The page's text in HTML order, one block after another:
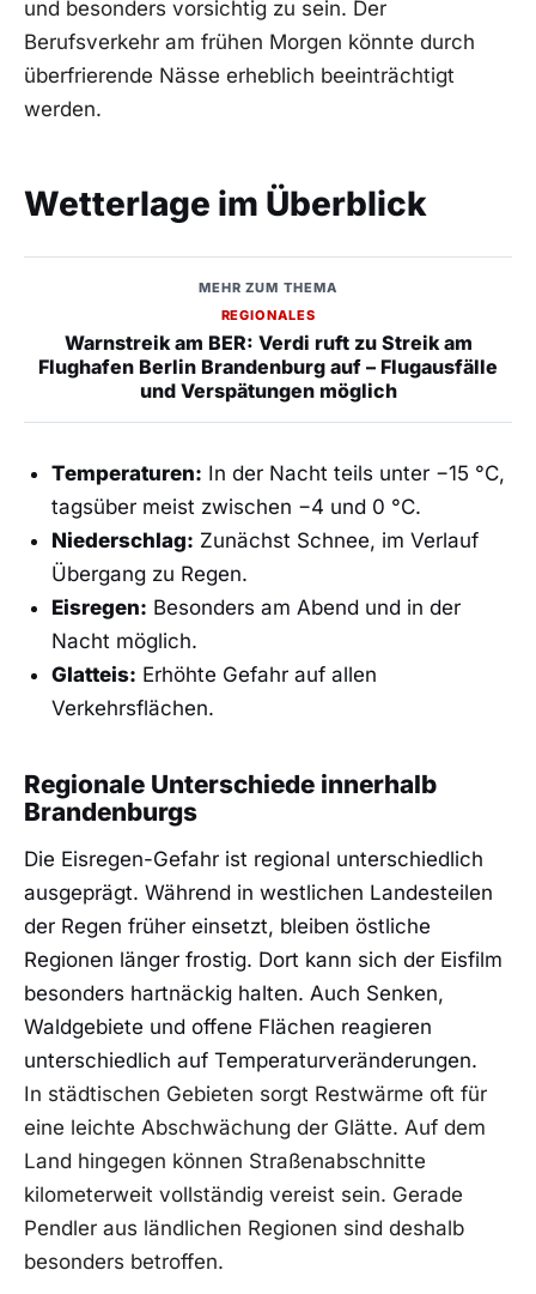
und besonders vorsichtig zu sein. Der
Berufsverkehr am frühen Morgen könnte durch
überfrierende Nässe erheblich beeinträchtigt
werden.
Wetterlage im Überblick
MEHR ZUM THEMA
REGIONALES
Warnstreik am BER: Verdi ruft zu Streik am
Flughafen Berlin Brandenburg auf – Flugausfälle
und Verspätungen möglich
Temperaturen: In der Nacht teils unter −15 °C,
tagsüber meist zwischen −4 und 0 °C.
Niederschlag: Zunächst Schnee, im Verlauf
Übergang zu Regen.
Eisregen: Besonders am Abend und in der
Nacht möglich.
Glatteis: Erhöhte Gefahr auf allen
Verkehrsflächen.
Regionale Unterschiede innerhalb
Brandenburgs
Die Eisregen-Gefahr ist regional unterschiedlich
ausgeprägt. Während in westlichen Landesteilen
der Regen früher einsetzt, bleiben östliche
Regionen länger frostig. Dort kann sich der Eisfilm
besonders hartnäckig halten. Auch Senken,
Waldgebiete und offene Flächen reagieren
unterschiedlich auf Temperaturveränderungen.
In städtischen Gebieten sorgt Restwärme oft für
eine leichte Abschwächung der Glätte. Auf dem
Land hingegen können Straßenabschnitte
kilometerweit vollständig vereist sein. Gerade
Pendler aus ländlichen Regionen sind deshalb
besonders betroffen.